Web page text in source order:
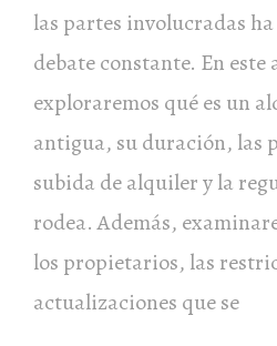
las partes involucradas
debate constante. En
exploraremos qué es un
antigua, su duración, las
subida de alquiler y la
rodea. Además,
los propietarios, las
actualizaciones que se